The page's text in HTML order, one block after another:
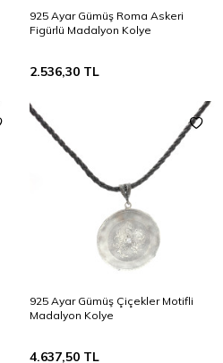
925 Ayar Gümüş Roma Askeri
Figürlü Madalyon Kolye
2.536,30 TL
925 Ayar Gümüş Çiçekler Motifli
Madalyon Kolye
4.637,50 TL